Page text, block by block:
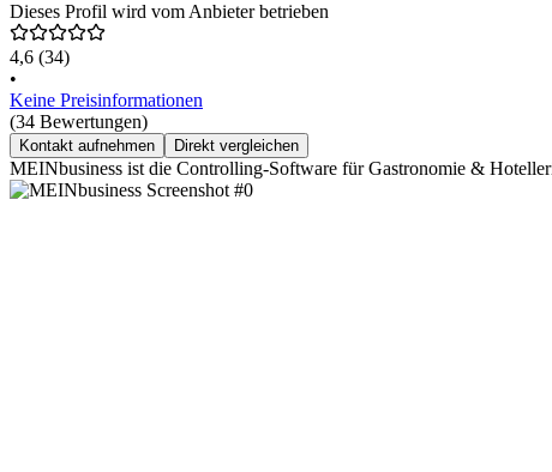
Dieses Profil wird vom Anbieter betrieben
4,6 (34)
•
Keine Preisinformationen
(34 Bewertungen)
Kontakt aufnehmen Direkt vergleichen
MEINbusiness ist die Controlling-Software für Gastronomie &